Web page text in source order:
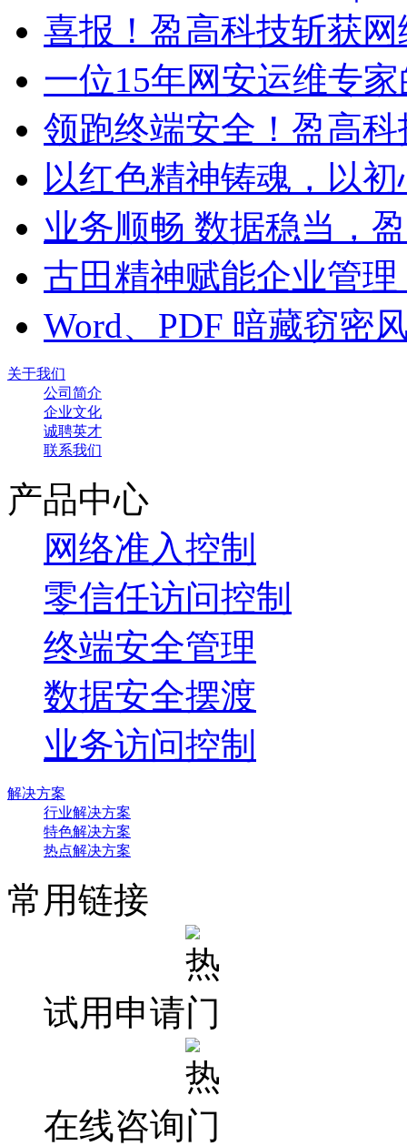
喜报！盈高科技斩获
一位15年网安运维专
领跑终端安全！盈高
以红色精神铸魂，以
业务顺畅 数据稳当，
古田精神赋能企业管
Word、PDF 暗藏窃密
关于我们
公司简介
企业文化
诚聘英才
联系我们
产品中心
网络准入控制
零信任访问控制
终端安全管理
数据安全摆渡
业务访问控制
解决方案
行业解决方案
特色解决方案
热点解决方案
常用链接
试用申请
在线咨询